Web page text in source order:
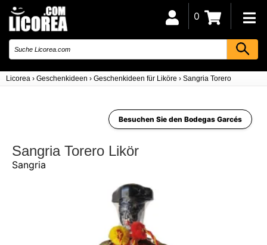
Licorea › Geschenkideen › Geschenkideen für Liköre › Sangria Torero
0
Besuchen Sie den Bodegas Garcés
Sangria Torero Likör
Sangria